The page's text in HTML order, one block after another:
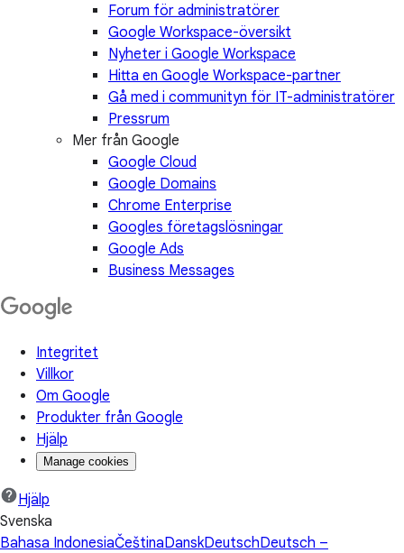
Forum för administratörer
Google Workspace-översikt
Nyheter i Google Workspace
Hitta en Google Workspace-partner
Gå med i communityn för IT-administratörer
Pressrum
Mer från Google
Google Cloud
Google Domains
Chrome Enterprise
Googles företagslösningar
Google Ads
Business Messages
Integritet
Villkor
Om Google
Produkter från Google
Hjälp
Manage cookies
Hjälp
Svenska
Bahasa IndonesiaČeštinaDanskDeutschDeutsch –